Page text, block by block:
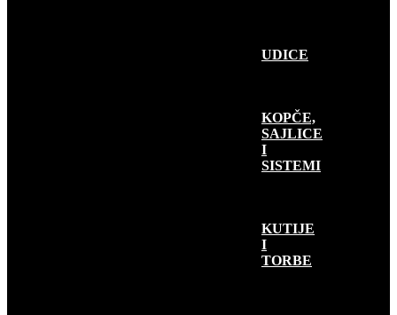
UDICE
KOPČE,
SAJLICE
I
SISTEMI
KUTIJE
I
TORBE